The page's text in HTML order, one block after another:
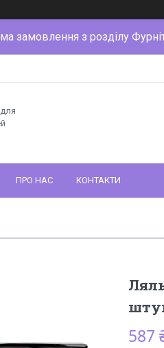
замовлення з розділу
ПРО НАС КОНТАКТИ
587